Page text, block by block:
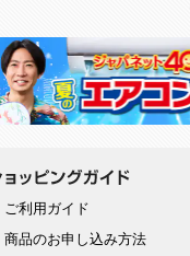
ご利用ガイド
商品のお申し込み方法